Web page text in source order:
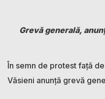
Grevă generală,
În semn de protest față
Văsieni anunță grevă